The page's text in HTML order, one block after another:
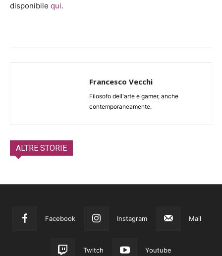
disponibile qui.
Francesco Vecchi
Filosofo dell'arte e gamer, anche
contemporaneamente.
ALTRE STORIE
Facebook Instagram Mail
Twitch Youtube